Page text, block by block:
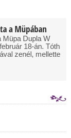
a Müpában
Müpa Dupla W
18-án. Tóth
zenél, mellette